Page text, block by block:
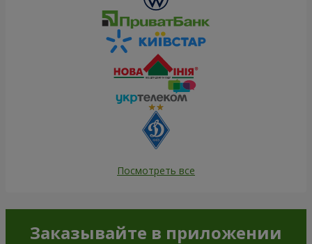
Посмотреть все
Заказывайте в приложении